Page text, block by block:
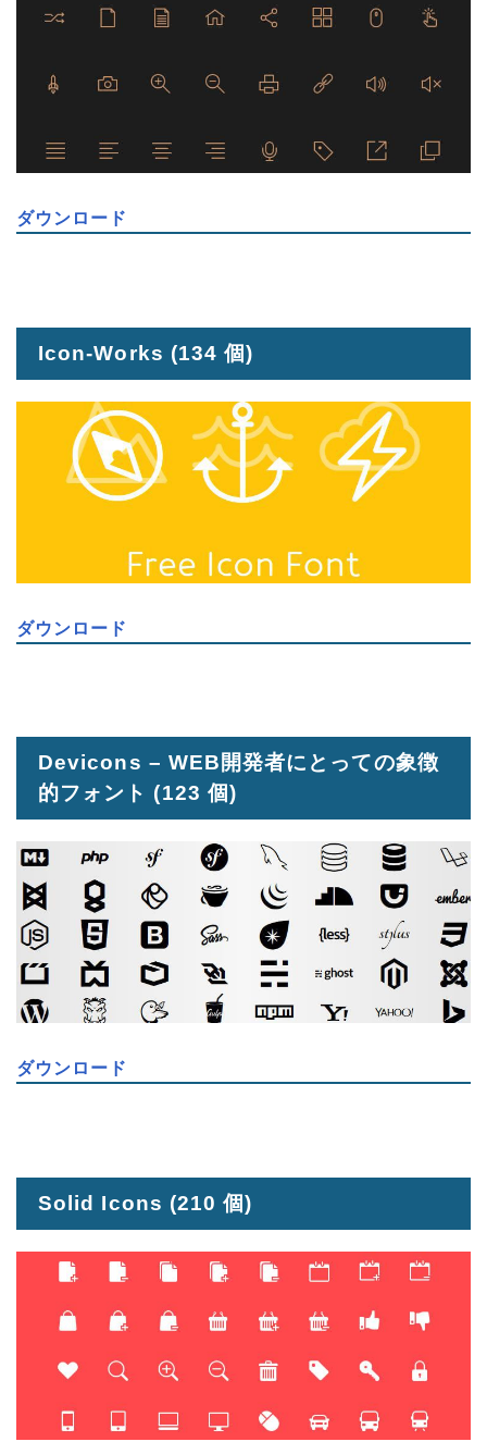
ダウンロード
Icon-Works (134 個)
ダウンロード
Devicons – WEB開発者にとっての象徴
的フォント (123 個)
ダウンロード
Solid Icons (210 個)